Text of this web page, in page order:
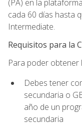
(PA) en la
cada 60 días hasta
Intermediate.
Requisitos para la
Para poder obtener
Debes tener
secundaria o
año de un
secundaria